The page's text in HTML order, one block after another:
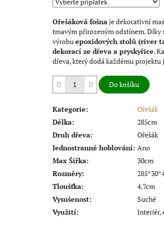
Ořešáková fošnaje dekorativní
tmavým přirozeným odstínem.
výrobu epoxidových stolů (river
dekorací ze dřeva a pryskyřice.
dřeva, který dodá každému projektu
Do košíku
Kategorie:
Ořešák
Délka:
285cm
Druh dřeva:
Ořešák
Jednostranné hoblování: Ano
Max Šířka:
30cm
Rozměry:
Tloušťka:
4.7cm
Vysušenost:
Suché
Využití: Interiér,